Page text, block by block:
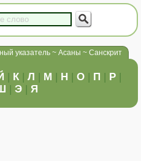
указатель ~ Асаны ~ Санскрит
| К | Л | М | Н | О | П | Р |
| Э | Я